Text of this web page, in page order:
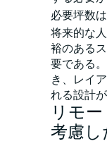
必要坪数は
将来的な
裕のある
要である
き、レイ
れる設計
リモ
考慮